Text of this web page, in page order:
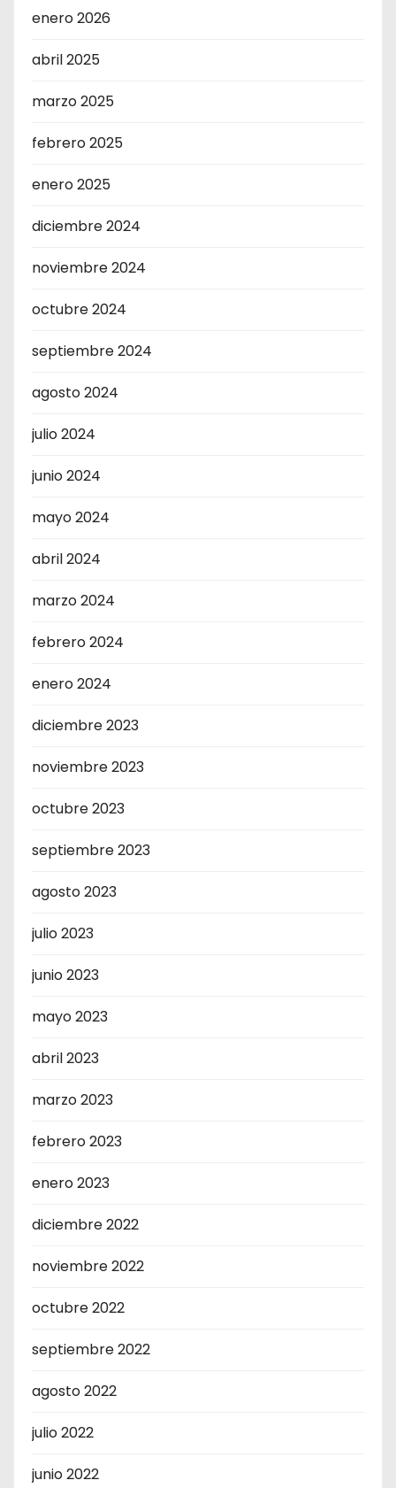
enero 2026
abril 2025
marzo 2025
febrero 2025
enero 2025
diciembre 2024
noviembre 2024
octubre 2024
septiembre 2024
agosto 2024
julio 2024
junio 2024
mayo 2024
abril 2024
marzo 2024
febrero 2024
enero 2024
diciembre 2023
noviembre 2023
octubre 2023
septiembre 2023
agosto 2023
julio 2023
junio 2023
mayo 2023
abril 2023
marzo 2023
febrero 2023
enero 2023
diciembre 2022
noviembre 2022
octubre 2022
septiembre 2022
agosto 2022
julio 2022
junio 2022